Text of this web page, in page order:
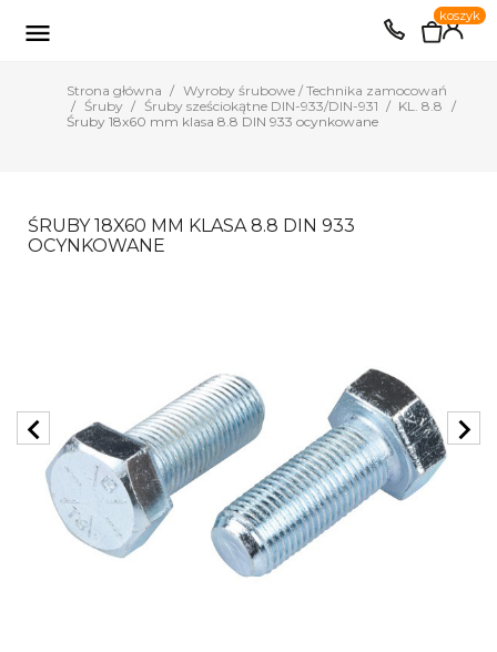
EUR PLN

0
koszyk
Strona główna
Wyroby śrubowe / Technika zamocowań
Śruby
Śruby sześciokątne DIN-933/DIN-931
KL. 8.8
Śruby 18x60 mm klasa 8.8 DIN 933 ocynkowane
ŚRUBY 18X60 MM KLASA 8.8 DIN 933
OCYNKOWANE
chevron_left chevron_right